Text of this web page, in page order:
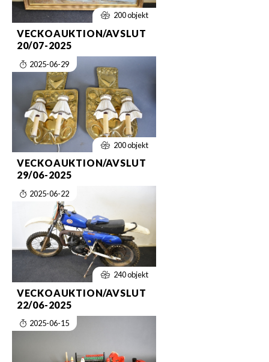
200 objekt
VECKOAUKTION/AVSLUT
20/07-2025
2025-06-29
200 objekt
VECKOAUKTION/AVSLUT
29/06-2025
2025-06-22
240 objekt
VECKOAUKTION/AVSLUT
22/06-2025
2025-06-15